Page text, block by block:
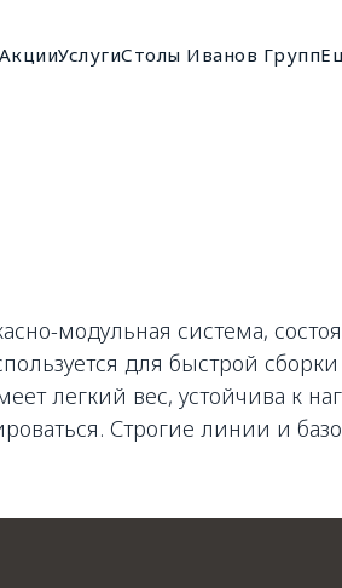
АкцииУслугиСтолы Иванов Групп
модульная система,
для быстрой
легкий вес, устойчива к
Строгие линии и